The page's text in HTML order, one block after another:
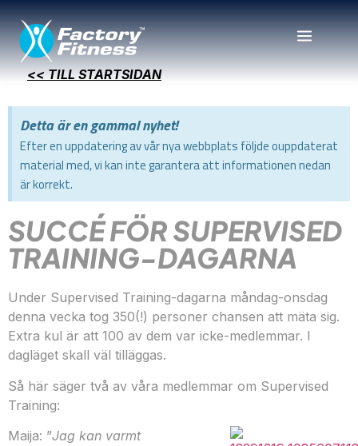
<< TILL STARTSIDAN
Detta är en gammal nyhet!
Efter en uppdatering av vår nya webbplats följde ouppdaterat
material med, vi kan inte garantera att informationen nedan
är korrekt.
SUCCÉ FÖR SUPERVISED
TRAINING-DAGARNA
Under Supervised Training-dagarna måndag-onsdag
denna vecka tog 350(!) personer chansen att mäta sig.
Extra kul är att 100 av dem var icke-medlemmar. I
dagläget skall väl tilläggas.
Så här säger två av våra medlemmar om Supervised
Training:
Maija: ”Jag kan varmt